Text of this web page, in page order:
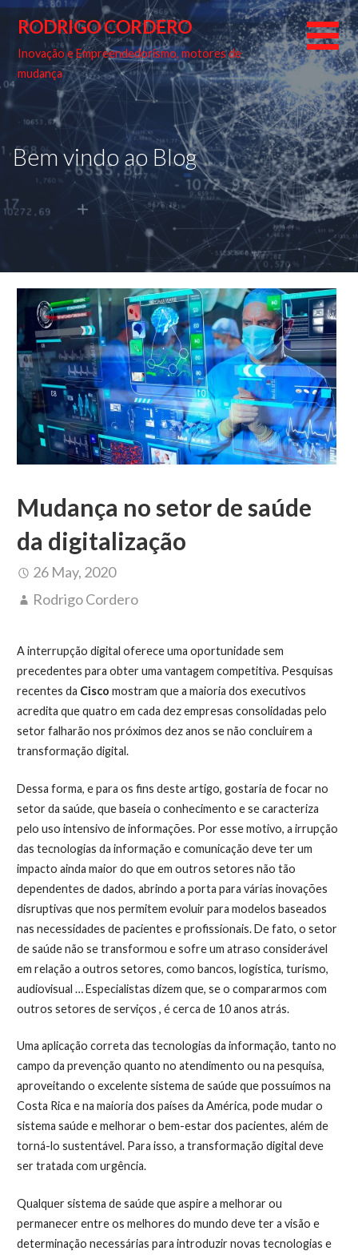
Skip
content
RODRIGO CORDERO
Inovação e Empreendedorismo, motores de
mudança
Bem vindo ao Blog
Mudança no setor de saúde
da digitalização
26 May, 2020
Rodrigo Cordero
A interrupção digital oferece uma oportunidade sem
precedentes para obter uma vantagem competitiva. Pesquisas
recentes da Cisco mostram que a maioria dos executivos
acredita que quatro em cada dez empresas consolidadas pelo
setor falharão nos próximos dez anos se não concluirem a
transformação digital.
Dessa forma, e para os fins deste artigo, gostaria de focar no
setor da saúde, que baseia o conhecimento e se caracteriza
pelo uso intensivo de informações. Por esse motivo, a irrupção
das tecnologias da informação e comunicação deve ter um
impacto ainda maior do que em outros setores não tão
dependentes de dados, abrindo a porta para várias inovações
disruptivas que nos permitem evoluir para modelos baseados
nas necessidades de pacientes e profissionais. De fato, o setor
de saúde não se transformou e sofre um atraso considerável
em relação a outros setores, como bancos, logística, turismo,
audiovisual … Especialistas dizem que, se o compararmos com
outros setores de serviços , é cerca de 10 anos atrás.
Uma aplicação correta das tecnologias da informação, tanto no
campo da prevenção quanto no atendimento ou na pesquisa,
aproveitando o excelente sistema de saúde que possuímos na
Costa Rica e na maioria dos países da América, pode mudar o
sistema saúde e melhorar o bem-estar dos pacientes, além de
torná-lo sustentável. Para isso, a transformação digital deve
ser tratada com urgência.
Qualquer sistema de saúde que aspire a melhorar ou
permanecer entre os melhores do mundo deve ter a visão e
determinação necessárias para introduzir novas tecnologias e